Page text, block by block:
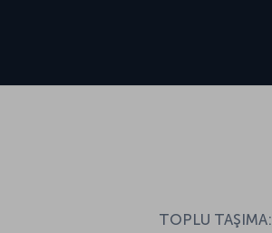
TOPLU TAŞIMA: